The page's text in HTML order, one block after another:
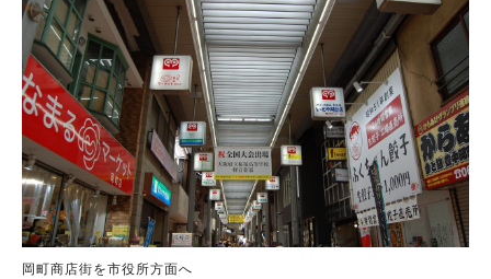
岡町商店街を市役所方面へ